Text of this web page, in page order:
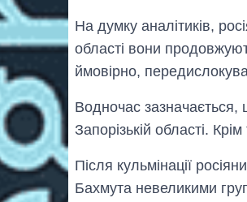
На думку аналітиків,
області вони
ймовірно,
Водночас зазначається,
Запорізькій області.
Після кульмінації
Бахмута невеликими